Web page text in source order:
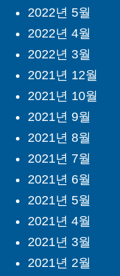
2022년 5월
2022년 4월
2022년 3월
2021년 12월
2021년 10월
2021년 9월
2021년 8월
2021년 7월
2021년 6월
2021년 5월
2021년 4월
2021년 3월
2021년 2월